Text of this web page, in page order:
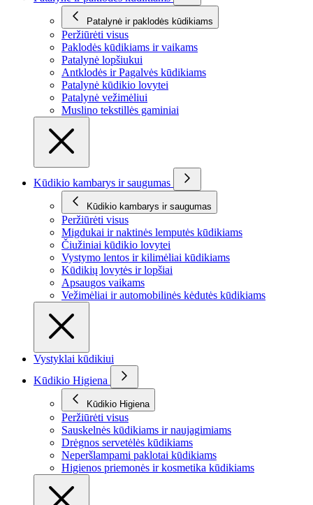
Patalynė ir paklodės kūdikiams
Peržiūrėti visus
Paklodės kūdikiams ir vaikams
Patalynė lopšiukui
Antklodės ir Pagalvės kūdikiams
Patalynė kūdikio lovytei
Patalynė vežimėliui
Muslino tekstillės gaminiai
Kūdikio kambarys ir saugumas
Kūdikio kambarys ir saugumas
Peržiūrėti visus
Migdukai ir naktinės lemputės kūdikiams
Čiužiniai kūdikio lovytei
Vystymo lentos ir kilimėliai kūdikiams
Kūdikių lovytės ir lopšiai
Apsaugos vaikams
Vežimėliai ir automobilinės kėdutės kūdikiams
Vystyklai kūdikiui
Kūdikio Higiena
Kūdikio Higiena
Peržiūrėti visus
Sauskelnės kūdikiams ir naujagimiams
Drėgnos servetėlės kūdikiams
Neperšlampami paklotai kūdikiams
Higienos priemonės ir kosmetika kūdikiams